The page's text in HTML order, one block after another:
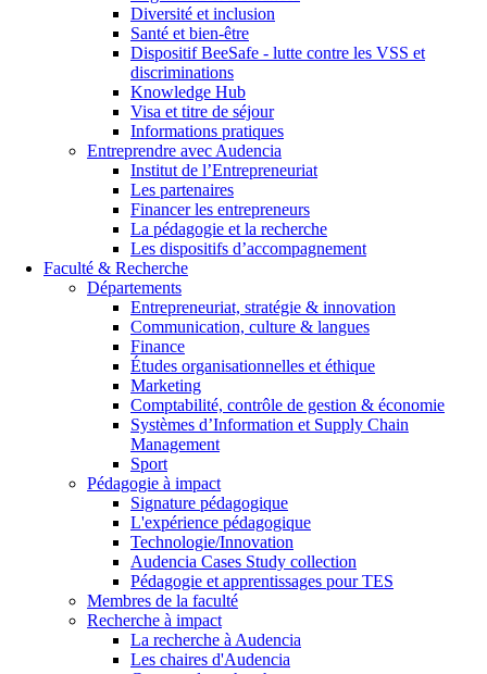
Diversité et inclusion
Santé et bien-être
Dispositif BeeSafe - lutte contre les VSS et
discriminations
Knowledge Hub
Visa et titre de séjour
Informations pratiques
Entreprendre avec Audencia
Institut de l’Entrepreneuriat
Les partenaires
Financer les entrepreneurs
La pédagogie et la recherche
Les dispositifs d’accompagnement
Faculté & Recherche
Départements
Entrepreneuriat, stratégie & innovation
Communication, culture & langues
Finance
Études organisationnelles et éthique
Marketing
Comptabilité, contrôle de gestion & économie
Systèmes d’Information et Supply Chain
Management
Sport
Pédagogie à impact
Signature pédagogique
L'expérience pédagogique
Technologie/Innovation
Audencia Cases Study collection
Pédagogie et apprentissages pour TES
Membres de la faculté
Recherche à impact
La recherche à Audencia
Les chaires d'Audencia